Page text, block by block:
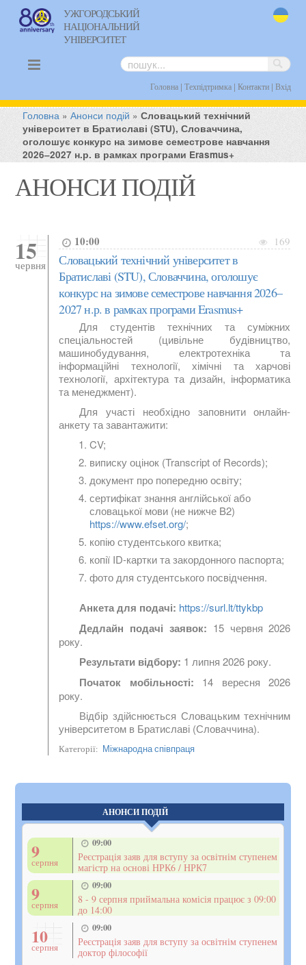
УЖГОРОДСЬКИЙ
НАЦІОНАЛЬНИЙ
УНІВЕРСИТЕТ
Головна| Техпідтримка| Контакти| Вхід
Головна »Анонси подій »Словацький технічний
університет в Братиславі (STU), Словаччина,
оголошує конкурс на зимове семестрове навчання
2026–2027 н.р. в рамках програми Erasmus+
АНОНСИ ПОДІЙ
15
червня
10:00 169
Словацький технічний університет в
Братиславі (STU), Словаччина, оголошує
конкурс на зимове семестрове навчання 2026–
2027 н.р. в рамках програми Erasmus+
Для студентів технічних та суміжних
спеціальностей (цивільне будівництво,
машинобудування, електротехніка та
інформаційні технології, хімічні та харчові
технології, архітектура та дизайн, інформатика
та менеджмент).
Для участі необхідно заповнити онлайн-
анкету та завантажити:
CV;
виписку оцінок (Transcript of Records);
документ про попередню освіту;
сертифікат знання англійської або
словацької мови (не нижче B2)
https://www.efset.org/;
копію студентського квитка;
копії ID-картки та закордонного паспорта;
фото для студентського посвідчення.
Анкета для подачі: https://surl.lt/ttykbp
Дедлайн подачі заявок: 15 червня 2026
року.
Результати відбору: 1 липня 2026 року.
Початок мобільності: 14 вересня 2026
року.
Відбір здійснюється Словацьким технічним
університетом в Братиславі (Словаччина).
Категорії: Міжнародна співпраця
АНОНСИ ПОДІЙ
9
серпня
09:00
Реєстрація заяв для вступу за освітнім ступенем
магістр на основі НРК6 / НРК7
9
серпня
09:00
8 - 9 серпня приймальна комісія працює з 09:00
до 14:00
10
серпня
09:00
Реєстрація заяв для вступу за освітнім ступенем
доктор філософії